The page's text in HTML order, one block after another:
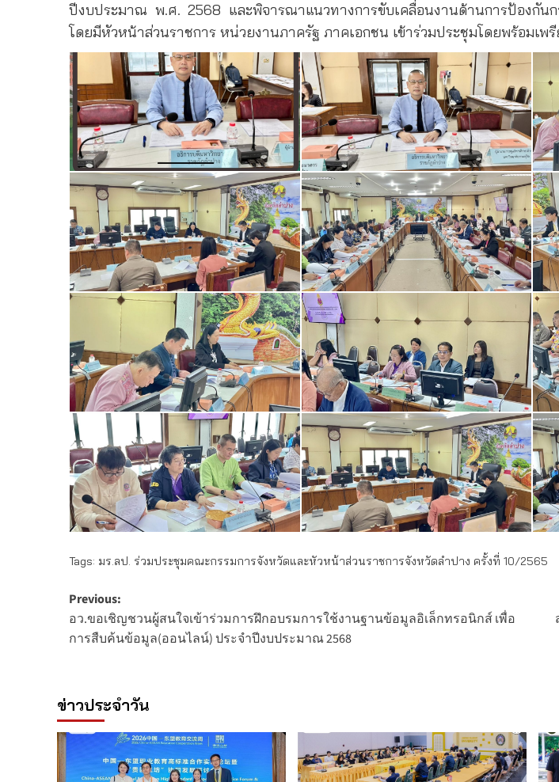
ปีงบประมาณ พ.ศ. 2568 และพิจารณาแนวทางการขับเคลื่อนงานด้านการป้องกัน
โดยมีหัวหน้าส่วนราชการ หน่วยงานภาครัฐ ภาคเอกชน เข้าร่วมประชุมโดยพร้อมเพ
Tags: มร.ลป. ร่วมประชุมคณะกรรมการจังหวัดและหัวหน้าส่วนราชการจังหวัดลำปาง ครั้งที่ 10/2565
Post
navigation
Previous:
อว.ขอเชิญชวนผู้สนใจเข้าร่วมการฝึกอบรมการใช้งานฐานข้อมูลอิเล็กทรอนิกส์ เพื่อ
การสืบค้นข้อมูล(ออนไลน์) ประจำปีงบประมาณ 2568
ข่าวประจำวัน